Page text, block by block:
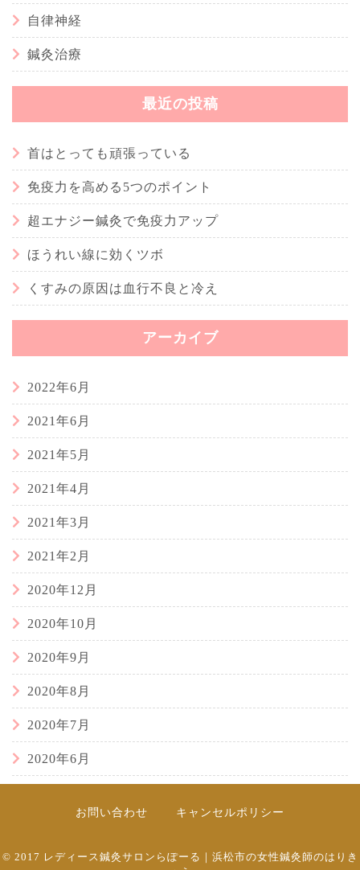
自律神経
鍼灸治療
最近の投稿
首はとっても頑張っている
免疫力を高める5つのポイント
超エナジー鍼灸で免疫力アップ
ほうれい線に効くツボ
くすみの原因は血行不良と冷え
アーカイブ
2022年6月
2021年6月
2021年5月
2021年4月
2021年3月
2021年2月
2020年12月
2020年10月
2020年9月
2020年8月
2020年7月
2020年6月
お問い合わせ キャンセルポリシー
© 2017 レディース鍼灸サロンらぽーる｜浜松市の女性鍼灸師のはりき